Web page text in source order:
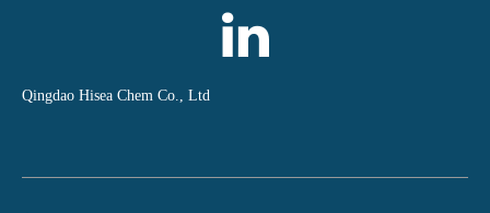
Qingdao Hisea Chem Co., Ltd